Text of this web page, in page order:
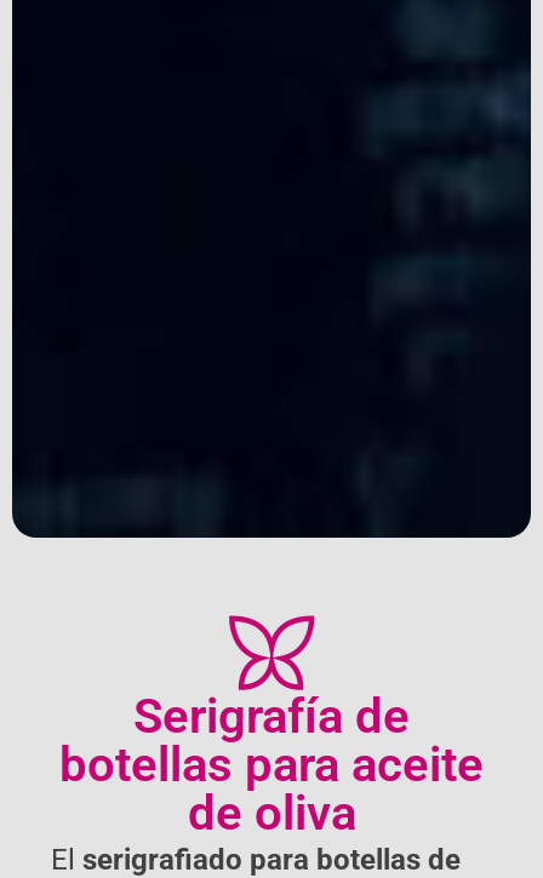
Serigrafía de
botellas para aceite
de oliva
Elserigrafiado para botellas de